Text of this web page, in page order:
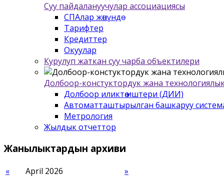
Суу пайдалануучулар ассоциациясы
СПАлар жѳнүндѳ
Тарифтер
Кредиттер
Окуулар
Курулуп жаткан суу чарба объектилери
Долбоор-констуктордук жана
Долбоор иликтѳѳ иштери (ДИИ)
Автоматташтырылган башкаруу
Метрология
Жылдык отчеттор
Жанылыктардын архиви
« April 2026
»